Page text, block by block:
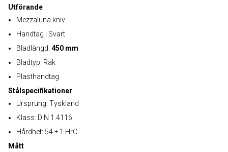
Utförande
Mezzaluna kniv
Handtag i Svart
Bladlängd: 450 mm
Bladtyp: Rak
Plasthandtag
Stålspecifikationer
Ursprung: Tyskland
Klass: DIN 1.4116
Hårdhet: 54 ± 1 HrC
Mått